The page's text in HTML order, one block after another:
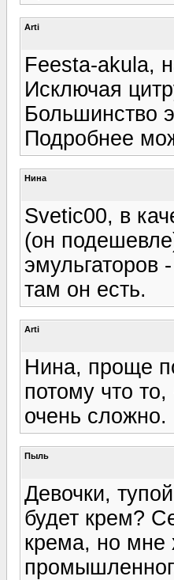
Arti
Feesta-akula,
Исключая
Большинство
Подробнее
Нина
Svetic00, в
(он
эмульгаторов
там он есть.
Arti
Нина, проще
потому что
очень сложно.
Пыль
Девочки,
будет крем?
крема, но мне